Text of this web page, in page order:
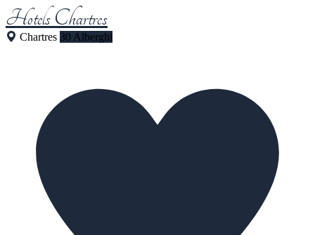
Hotels Chartres
Chartres 30 Alberghi